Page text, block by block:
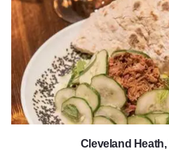
Cleveland